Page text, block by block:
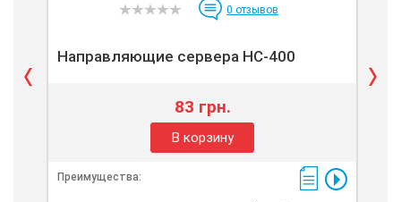
0 отзывов
Направляющие сервера НС-400
83 грн.
В корзину
Преимущества: